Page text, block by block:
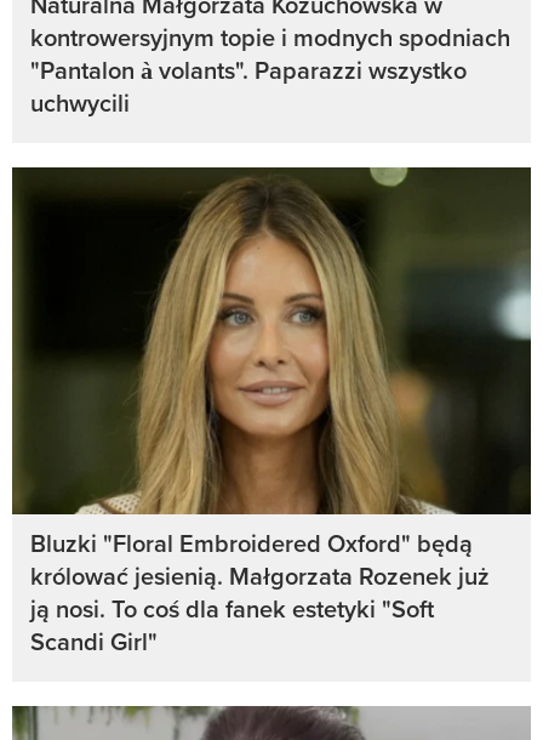
kontrowersyjnym topie i modnych spodniach
"Pantalon à volants". Paparazzi wszystko
uchwycili
Bluzki "Floral Embroidered Oxford" będą
królować jesienią. Małgorzata Rozenek już
ją nosi. To coś dla fanek estetyki "Soft
Scandi Girl"